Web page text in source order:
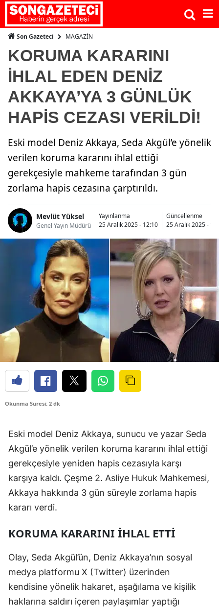
Son Gazeteci MAGAZİN
KORUMA KARARINI
İHLAL EDEN DENİZ
AKKAYA’YA 3 GÜNLÜK
HAPİS CEZASI VERİLDİ!
Eski model Deniz Akkaya, Seda Akgül’e yönelik
verilen koruma kararını ihlal ettiği
gerekçesiyle mahkeme tarafından 3 gün
zorlama hapis cezasına çarptırıldı.
Mevlüt Yüksel
Genel Yayın Müdürü
Yayınlanma
25 Aralık 2025 - 12:10
Güncellenme
25 Aralık 2025 -
Okunma Süresi: 2 dk
Eski model Deniz Akkaya, sunucu ve yazar Seda
Akgül’e yönelik verilen koruma kararını ihlal ettiği
gerekçesiyle yeniden hapis cezasıyla karşı
karşıya kaldı. Çeşme 2. Asliye Hukuk Mahkemesi,
Akkaya hakkında 3 gün süreyle zorlama hapis
kararı verdi.
KORUMA KARARINI İHLAL ETTİ
Olay, Seda Akgül’ün, Deniz Akkaya’nın sosyal
medya platformu X (Twitter) üzerinden
kendisine yönelik hakaret, aşağılama ve kişilik
haklarına saldırı içeren paylaşımlar yaptığı